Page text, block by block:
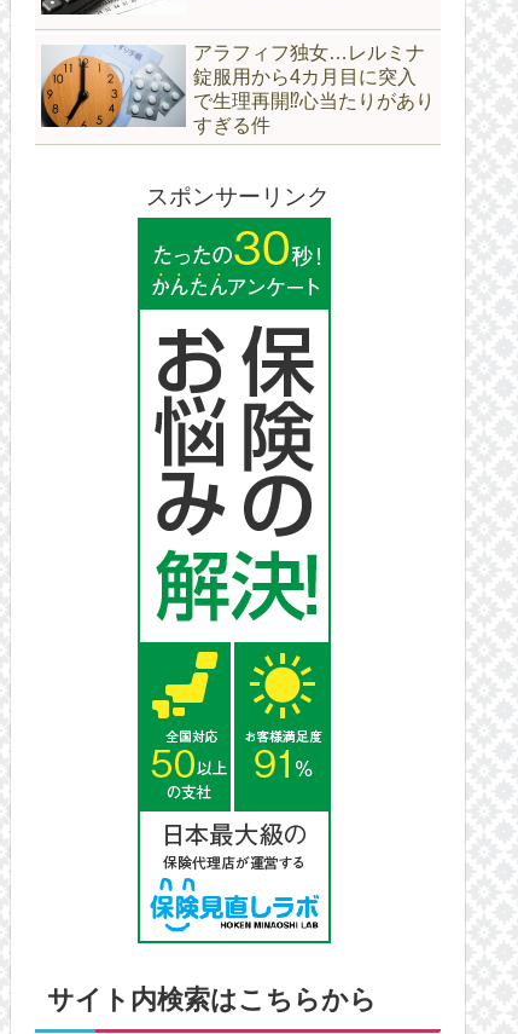
アラフィフ独女…レルミナ
錠服用から4カ月目に突入
で生理再開⁉心当たりがあり
すぎる件
スポンサーリンク
サイト内検索はこちらから